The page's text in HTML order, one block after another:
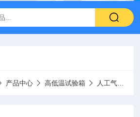
产品中心 高低温试验箱 人工气候箱